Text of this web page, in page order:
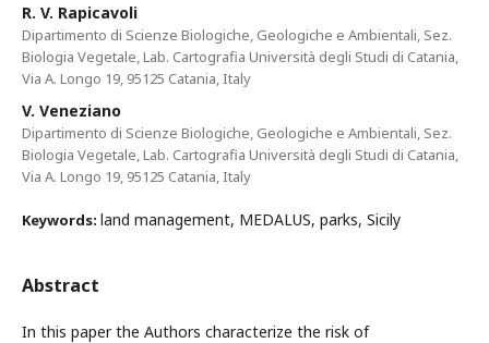
R. V. Rapicavoli
Dipartimento di Scienze Biologiche, Geologiche e Ambientali, Sez.
Biologia Vegetale, Lab. Cartografia Università degli Studi di Catania,
Via A. Longo 19, 95125 Catania, Italy
V. Veneziano
Dipartimento di Scienze Biologiche, Geologiche e Ambientali, Sez.
Biologia Vegetale, Lab. Cartografia Università degli Studi di Catania,
Via A. Longo 19, 95125 Catania, Italy
Keywords: land management, MEDALUS, parks, Sicily
Abstract
In this paper the Authors characterize the risk of